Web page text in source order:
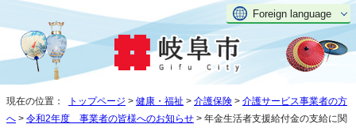
Foreign language
現在の位置： トップページ > 健康・福祉 > 介護保険 > 介護サービス事業者の方
へ > 令和2年度 事業者の皆様へのお知らせ > 年金生活者支援給付金の支給に関